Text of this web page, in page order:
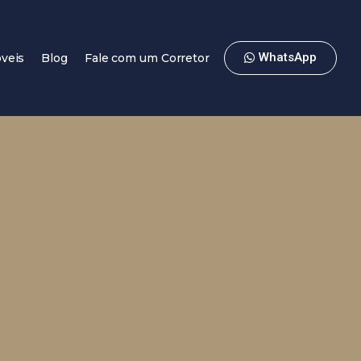
Blog Fale com um Corretor WhatsApp